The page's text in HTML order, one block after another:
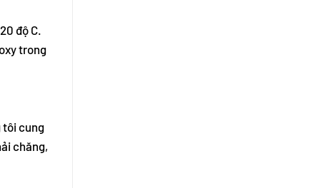
độ C.
trong
tôi cung
chăng,